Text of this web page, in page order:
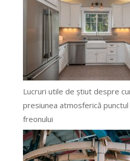
Lucruri utile de știut despre
presiunea atmosferică
freonului